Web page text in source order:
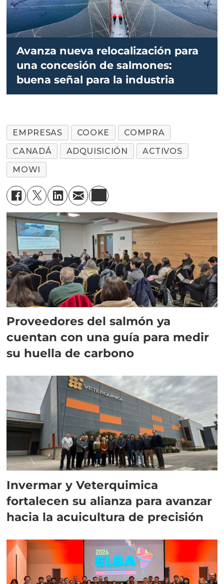
Avanza nueva relocalización para
una concesión de salmones:
buena señal para la industria
EMPRESAS COOKE
COMPRA
CANADÁ
ADQUISICIÓN
ACTIVOS
MOWI
Proveedores del salmón ya
cuentan con una guía para medir
su huella de carbono
Invermar y Veterquimica
fortalecen su alianza para avanzar
hacia la acuicultura de precisión